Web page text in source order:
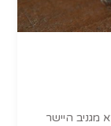
מגניב היישר